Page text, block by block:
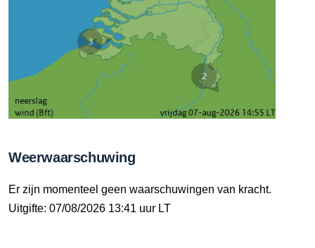
Weerwaarschuwing
Er zijn momenteel geen waarschuwingen van kracht.
Uitgifte: 07/08/2026 13:41 uur LT